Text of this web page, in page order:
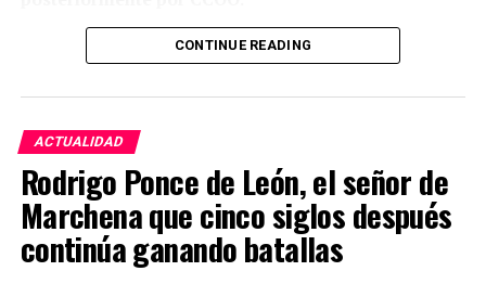
Granada y Jaén aportarán conjuntamente unos 8.000
Sierra Norte de Córdoba, la Sierra de Cádiz, el sur de
Sevilla, la zona malagueña de Teba y varios
municipios de Almería.
La mayoría no viaja a buscar trabajo sobre el
terreno. Aproximadamente el 90% repite campaña y
se desplaza en cuadrillas contratadas previamente
CONTINUE READING
ACTUALIDAD
Rodrigo Ponce de León, el señor de
Marchena que cinco siglos después
continúa ganando batallas